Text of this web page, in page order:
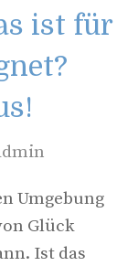
ist für
Umgebung
Glück
Ist das